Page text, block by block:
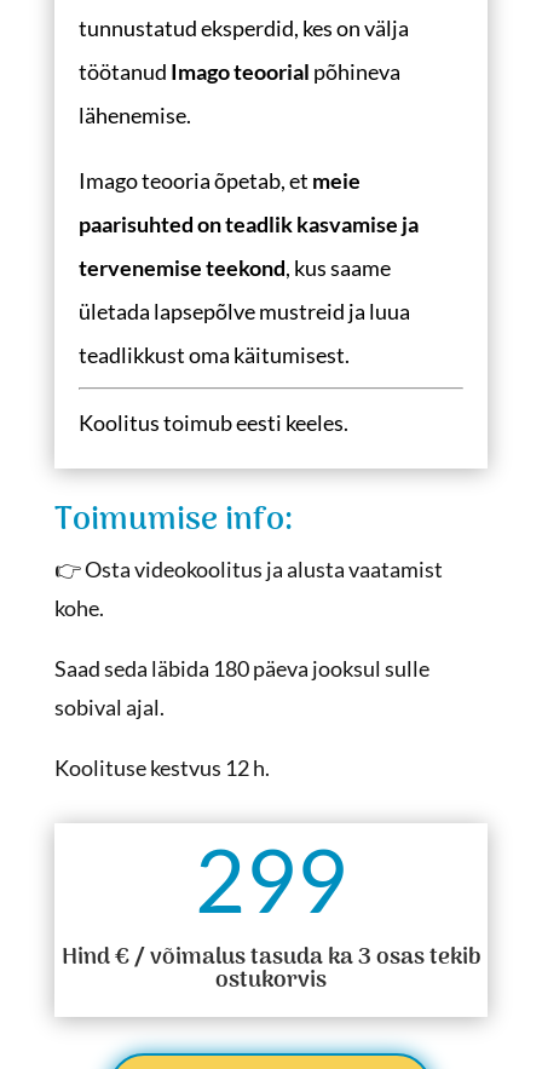
tunnustatud eksperdid, kes on välja
töötanud Imago teoorial põhineva
lähenemise.
Imago teooria õpetab, et meie
paarisuhted on teadlik kasvamise ja
tervenemise teekond, kus saame
ületada lapsepõlve mustreid ja luua
teadlikkust oma käitumisest.
Koolitus toimub eesti keeles.
Toimumise info:
👉 Osta videokoolitus ja alusta vaatamist
kohe.
Saad seda läbida 180 päeva jooksul sulle
sobival ajal.
Koolituse kestvus 12 h.
299
Hind € / võimalus tasuda ka 3 osas tekib
ostukorvis